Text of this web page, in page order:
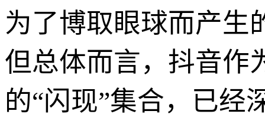
为了博取眼球而产生
但总体而言，抖音作
的“闪现”集合，已经